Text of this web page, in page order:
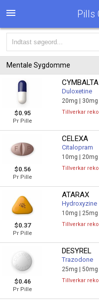
Pills
Mentale Sygdomme
$0.95
Pr Pille
CYMBALTA
Duloxetine
20mg | 30mg |
Tillverkar
$0.56
Pr Pille
CELEXA
Citalopram
10mg | 20mg
Tillverkar
$0.37
Pr Pille
ATARAX
Hydroxyzine
10mg | 25mg
Tillverkar
$0.46
Pr Pille
DESYREL
Trazodone
25mg |50mg |
Tillverkar